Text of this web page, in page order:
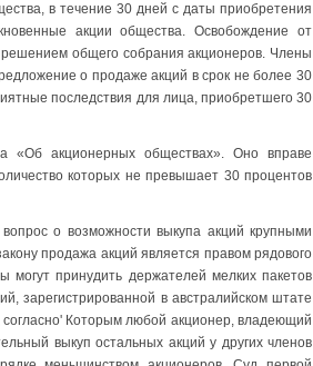
в течение 30 дней с даты при­обретения
акции общества. Освобождение от
общего собра­ния акционеров. Члены
о продаже акций в срок не более 30
последствия для лица, приобретшего 30
«Об акционерных обществах». Оно вправе
которых не превышает 30 про­центов
о возможности выкупа акций крупными
продажа акций явля­ется правом рядового
могут принудить держателей мелких пакетов
заре­гистрированной в австралийском штате
Которым любой акционер, владеющий
выкуп остальных акций у других членов